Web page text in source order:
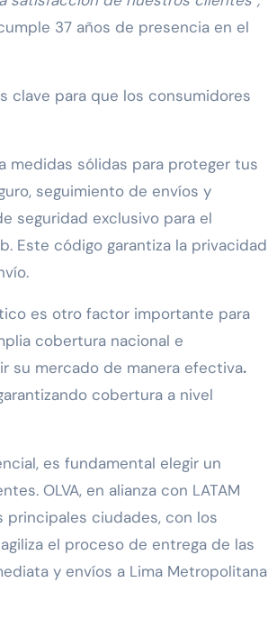
37 años de presencia en el
clave para que los consumidores
medidas sólidas para proteger tus
seguimiento de envíos y
seguridad exclusivo para el
Este código garantiza la privacidad
es otro factor importante para
cobertura nacional e
su mercado de manera efectiva.
cobertura a nivel
es fundamental elegir un
OLVA, en alianza con LATAM
principales ciudades, con los
el proceso de entrega de las
y envíos a Lima Metropolitana